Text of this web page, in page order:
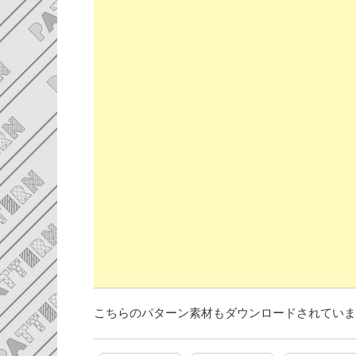
こちらのパターン素材もダウンロードされてい